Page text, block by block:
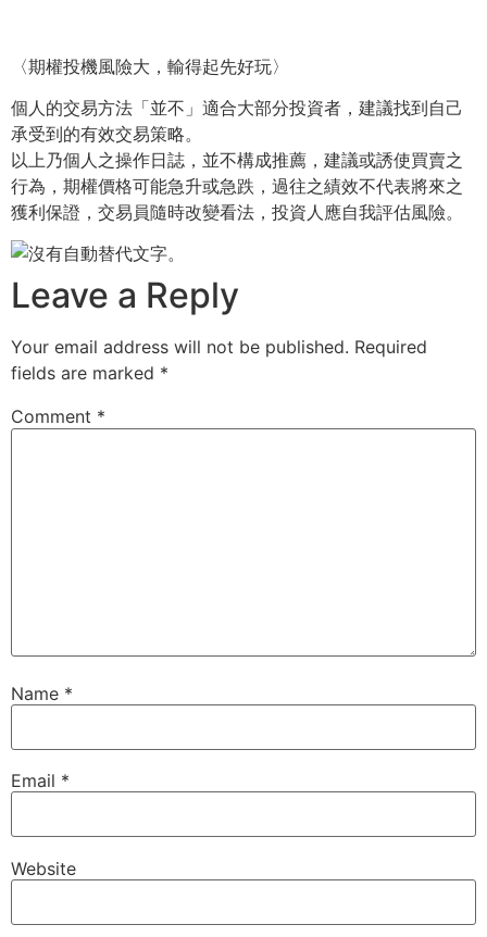
〈期權投機風險大，輸得起先好玩〉
個人的交易方法「並不」適合大部分投資者，建議找到自己
承受到的有效交易策略。
以上乃個人之操作日誌，並不構成推薦，建議或誘使買賣之
行為，期權價格可能急升或急跌，過往之績效不代表將來之
獲利保證，交易員隨時改變看法，投資人應自我評估風險。
Leave a Reply
Your email address will not be published. Required
fields are marked *
Comment *
Name *
Email *
Website